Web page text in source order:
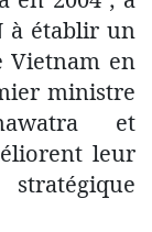
à établir un
Vietnam en
ministre
et
leur